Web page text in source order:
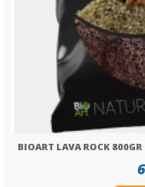
BIOART LAVA ROCK